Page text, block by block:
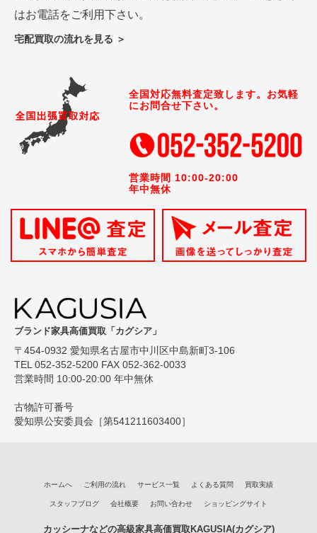
はお電話をご利用下さい。
宅配買取の流れを見る ＞
全国対応無料査定致します。お気軽
にお問合せ下さい。
営業時間 10:00-20:00
年中無休
ブランド家具高価買取「カグシア」
〒454-0932 愛知県名古屋市中川区中島新町3-106
TEL 052-352-5200 FAX 052-362-0033
営業時間 10:00-20:00 年中無休
古物許可番号
愛知県公安委員会［第541211603400］
ホームへ ご利用の流れ サービス一覧 よくある質問 買取実績
スタッフブログ 会社概要 お問い合わせ ショッピングサイト
カッシーナなどの高級家具高価買取KAGUSIA(カグシア)